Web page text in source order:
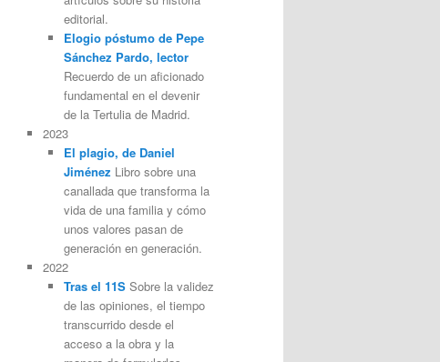
editorial.
Elogio póstumo de Pepe
Sánchez Pardo, lector
Recuerdo de un aficionado
fundamental en el devenir
de la Tertulia de Madrid.
2023
El plagio, de Daniel
Jiménez Libro sobre una
canallada que transforma la
vida de una familia y cómo
unos valores pasan de
generación en generación.
2022
Tras el 11SSobre la validez
de las opiniones, el tiempo
transcurrido desde el
acceso a la obra y la